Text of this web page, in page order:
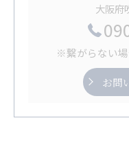
大阪府
※繋がらない場
お問